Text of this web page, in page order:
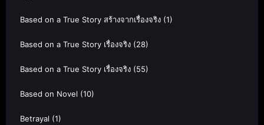
Based on a True Story สร้างจากเรื่องจริง (1)
Based on a True Story เรื่องจริง (28)
Based on a True Story เรื่องจริง (55)
Based on Novel (10)
Betrayal (1)